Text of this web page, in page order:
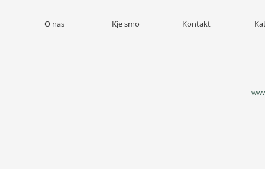
O nas Kje smo Kontakt